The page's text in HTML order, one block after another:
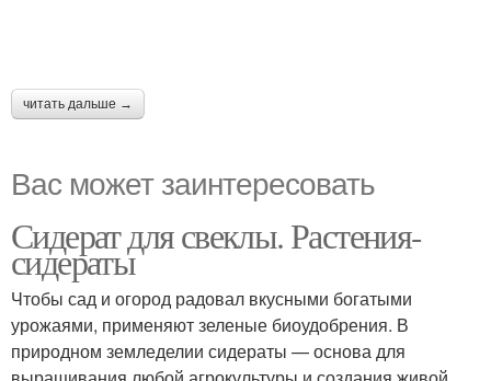
читать дальше →
Вас может заинтересовать
Сидерат для свеклы. Растения-
сидераты
Чтобы сад и огород радовал вкусными богатыми
урожаями, применяют зеленые биоудобрения. В
природном земледелии сидераты — основа для